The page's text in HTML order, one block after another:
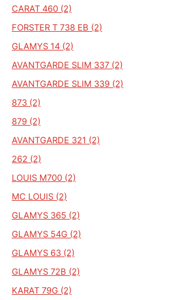
CARAT 460 (2)
FORSTER T 738 EB (2)
GLAMYS 14 (2)
AVANTGARDE SLIM 337 (2)
AVANTGARDE SLIM 339 (2)
873 (2)
879 (2)
AVANTGARDE 321 (2)
262 (2)
LOUIS M700 (2)
MC LOUIS (2)
GLAMYS 365 (2)
GLAMYS 54G (2)
GLAMYS 63 (2)
GLAMYS 72B (2)
KARAT 79G (2)